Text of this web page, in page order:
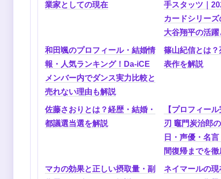
業家としての現在
手スタッツ｜
カードシリー
大谷翔平の活
和田颯のプロフィール・結婚情
報・人気ランキング！Da-iCE
メンバー内でダンス実力比較と
売れない理由も解説
篠山紀信とは
表作を解説
佐藤さおりとは？経歴・結婚・
都議選当選を解説
【プロフィー
刃 竈門炭治郎
日・声優・名
間復帰までを
マカの効果と正しい摂取量・副
ネイマールの